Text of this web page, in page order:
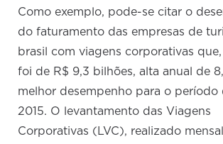
Como exemplo, pode-se citar o
do faturamento das empresas de
brasil com viagens corporativas
foi de R$ 9,3 bilhões, alta anual de
melhor desempenho para o período
2015. O levantamento das Viagens
Corporativas (LVC), realizado